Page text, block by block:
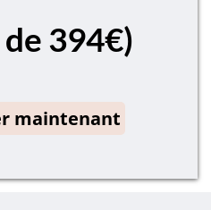
394€)
maintenant